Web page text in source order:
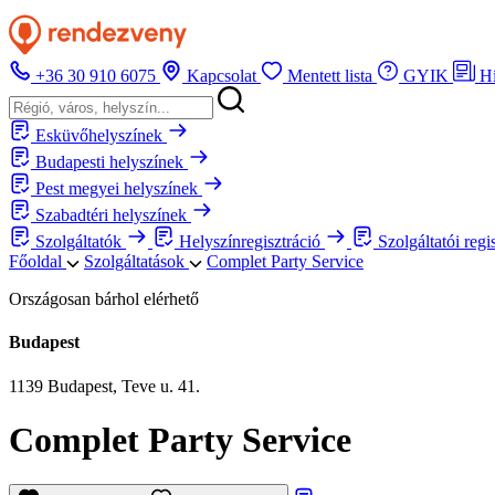
+36 30 910 6075 Kapcsolat Mentett lista GYIK
Esküvőhelyszínek
Budapesti helyszínek
Pest megyei helyszínek
Szabadtéri helyszínek
Szolgáltatók
Helyszínregisztráció Szolgáltatói
Főoldal
Szolgáltatások
Complet Party Service
Országosan bárhol elérhető
Budapest
1139 Budapest, Teve u. 41.
Complet Party Service